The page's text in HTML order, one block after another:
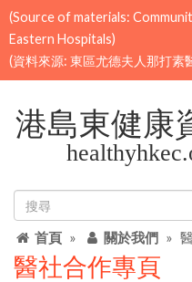
(Source of materials:
Eastern Hospitals)
(資料來源: 東區尤德夫人那打素
搜尋
首頁 關於我們
醫社合作專頁